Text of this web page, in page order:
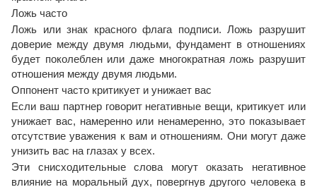
Ложь часто
Ложь или знак красного флага подписи. Ложь разрушит
доверие между двумя людьми, фундамент в отношениях
будет поколеблен или даже многократная ложь разрушит
отношения между двумя людьми.
Оппонент часто критикует и унижает вас
Если ваш партнер говорит негативные вещи, критикует или
унижает вас, намеренно или ненамеренно, это показывает
отсутствие уважения к вам и отношениям. Они могут даже
унизить вас на глазах у всех.
Эти снисходительные слова могут оказать негативное
влияние на моральный дух, повергнув другого человека в